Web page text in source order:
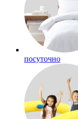
посуточно